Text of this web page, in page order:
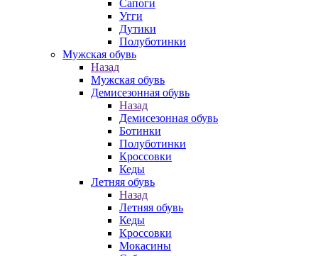
Сапоги
Угги
Дутики
Полуботинки
Мужская обувь
Назад
Мужская обувь
Демисезонная обувь
Назад
Демисезонная обувь
Ботинки
Полуботинки
Кроссовки
Кеды
Летняя обувь
Назад
Летняя обувь
Кеды
Кроссовки
Мокасины